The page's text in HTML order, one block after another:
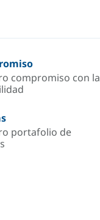
compromiso con la
portafolio de